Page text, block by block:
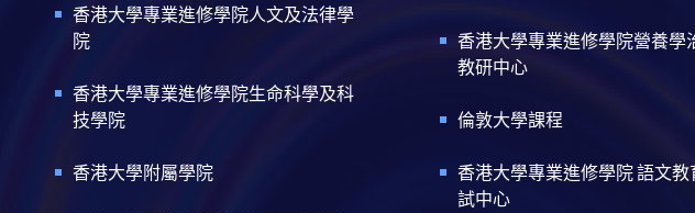
香港大學專業進修學院人文及法律學
院
香港大學專業進修學院生命科學及科
技學院
香港大學附屬學院
香港大學專業進修學院營養學
教研中心
倫敦大學課程
香港大學專業進修學院 語文教
試中心